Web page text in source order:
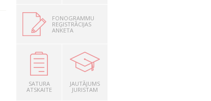
FONOGRAMMU
REĢISTRĀCIJAS
ANKETA
SATURA
ATSKAITE
JAUTĀJUMS
JURISTAM